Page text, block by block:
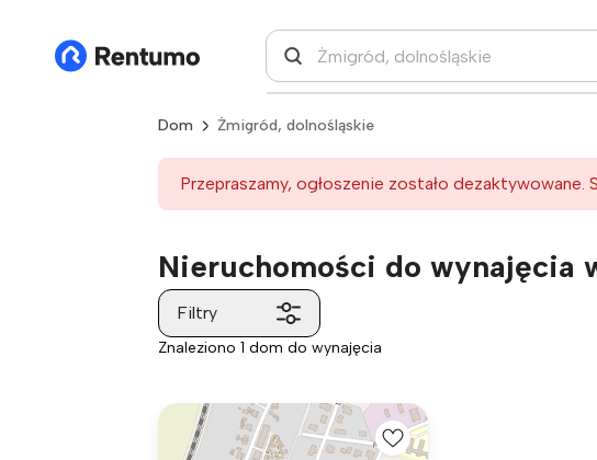
Dom Żmigród, dolnośląskie
Przepraszamy, ogłoszenie zostało
Nieruchomości do wynajęcia
Filtry
Znaleziono 1 dom do wynajęcia